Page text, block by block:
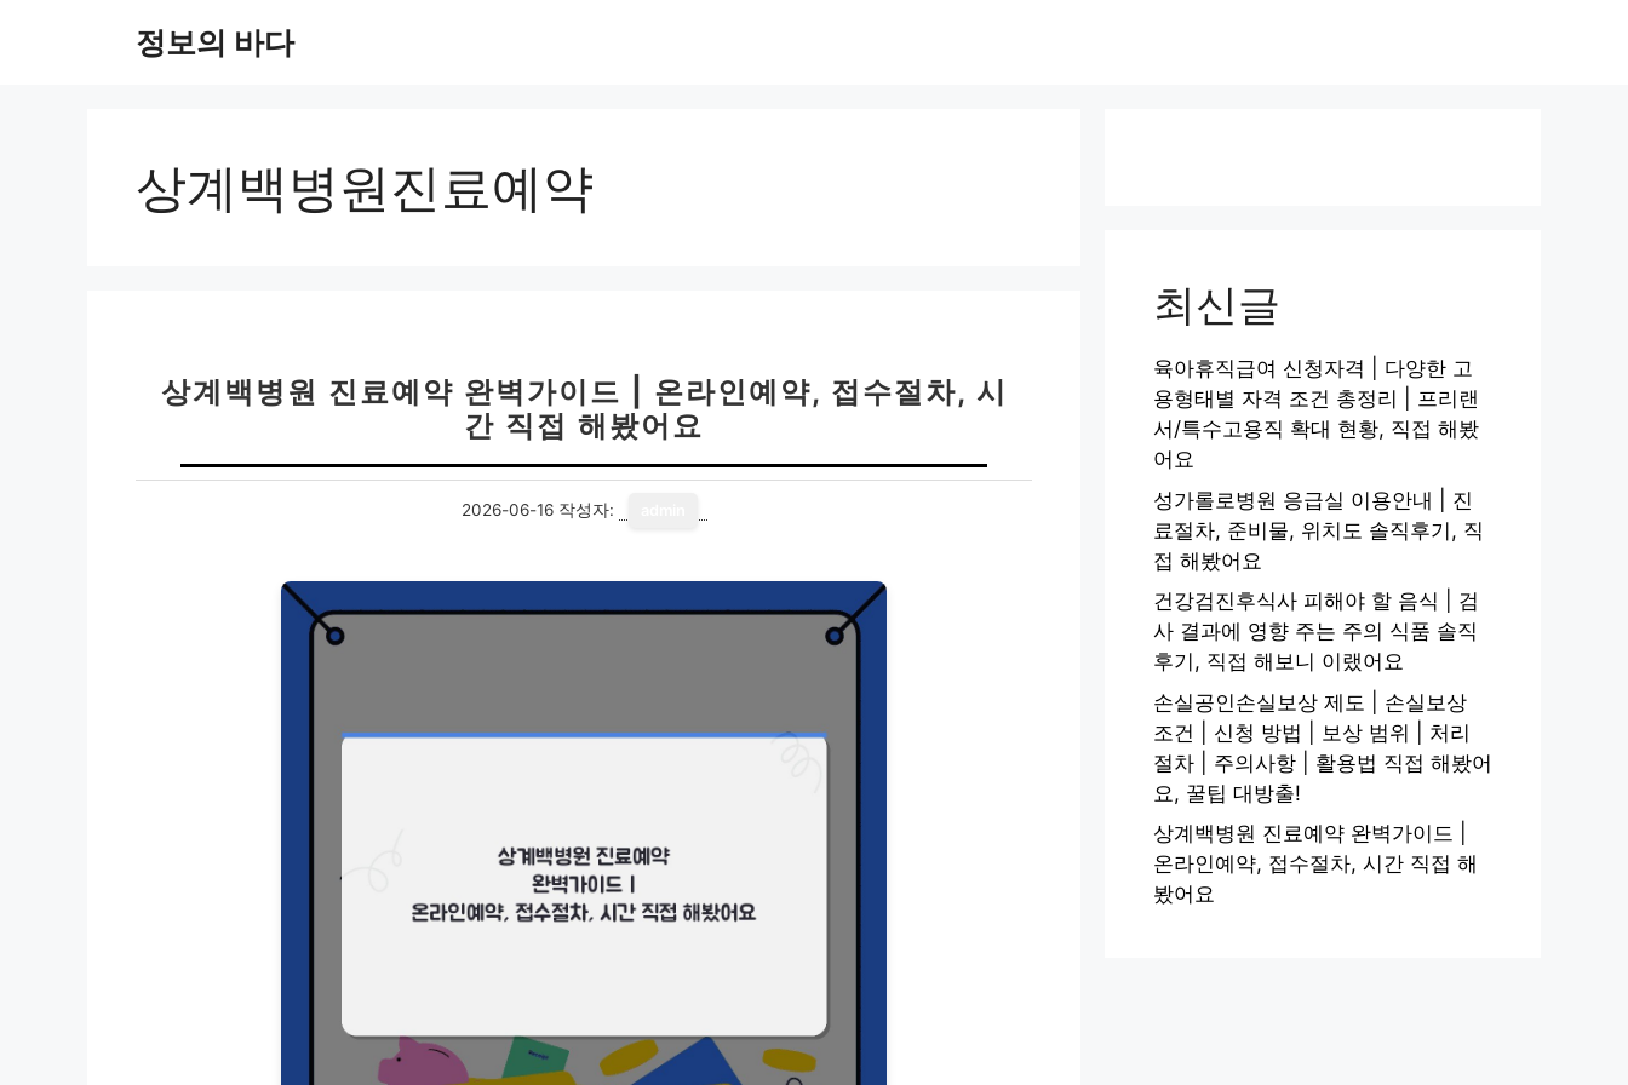
정보의 바다
상계백병원진료예약
상계백병원 진료예약 완벽가이드 | 온라인예약, 접수절차, 시
간 직접 해봤어요
2026-06-16 작성자:
최신글
육아휴직급여 신청자격 | 다양한 고
용형태별 자격 조건 총정리 | 프리랜
서/특수고용직 확대 현황, 직접 해봤
어요
성가롤로병원 응급실 이용안내 | 진
료절차, 준비물, 위치도 솔직후기, 직
접 해봤어요
건강검진후식사 피해야 할 음식 | 검
사 결과에 영향 주는 주의 식품 솔직
후기, 직접 해보니 이랬어요
손실공인손실보상 제도 | 손실보상
조건 | 신청 방법 | 보상 범위 | 처리
절차 | 주의사항 | 활용법 직접 해봤어
요, 꿀팁 대방출!
상계백병원 진료예약 완벽가이드 |
온라인예약, 접수절차, 시간 직접 해
봤어요